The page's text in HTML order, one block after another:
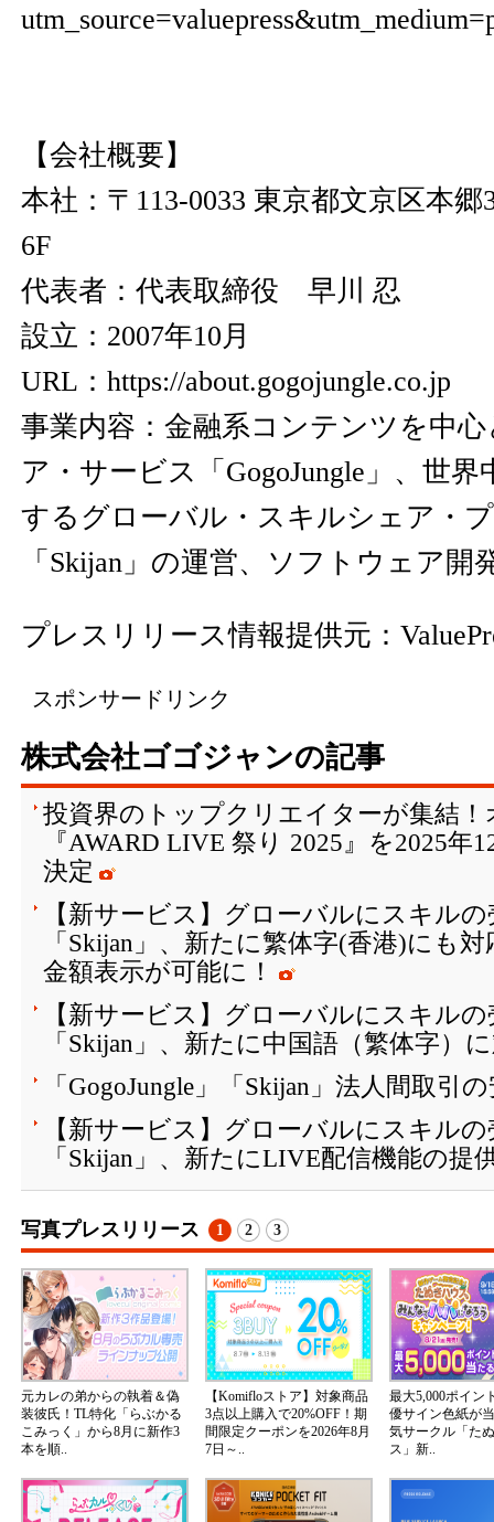
【会社概要】
本社：〒113-0033 東京都文京区本
6F
代表者：代表取締役 早川 忍
設立：2007年10月
URL： https://about.gogojungle.co.jp
事業内容：金融系コンテンツを中
ア・サービス「GogoJungle」、世
するグローバル・スキルシェア・
「Skijan」の運営、ソフトウェア開
プレスリリース情報提供元：
スポンサードリンク
株式会社ゴゴジャンの記事
投資界のトップクリエイターが集結
『AWARD LIVE 祭り 2025』を2025年
決定
【新サービス】グローバルにスキル
「Skijan」、新たに繁体字(香港)にも
金額表示が可能に！
【新サービス】グローバルにスキル
「Skijan」、新たに中国語（繁体字）
「GogoJungle」「Skijan」法人間取引
【新サービス】グローバルにスキル
「Skijan」、新たにLIVE配信機能の提
写真プレスリリース 1 2 3
元カレの弟からの執着＆偽
装彼氏！TL特化「らぶかる
こみっく」から8月に新作3
本を順..
【Komifloストア】対象商品
3点以上購入で20%OFF！期
間限定クーポンを2026年8月
7日～..
最大5,000ポイン
優サイン色紙が
気サークル「た
ス」新..